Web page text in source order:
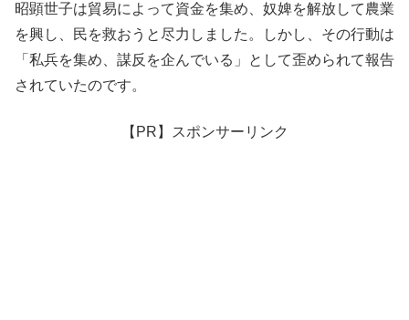
昭顕世子は貿易によって資金を集め、奴婢を解放して農業
を興し、民を救おうと尽力しました。しかし、その行動は
「私兵を集め、謀反を企んでいる」として歪められて報告
されていたのです。
【PR】スポンサーリンク